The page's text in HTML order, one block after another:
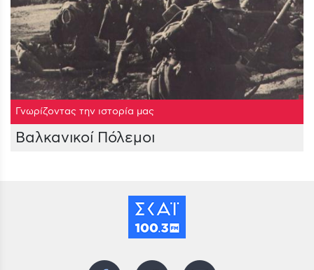
Γνωρίζοντας την ιστορία μας
Βαλκανικοί Πόλεμοι